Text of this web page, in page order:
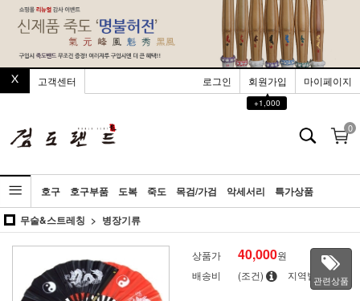
고객센터 로그인
회원가입
▲
+1,000
마이페이지
0
호구 호구부품 도복 죽도 목검/가검 악세서리
특가상품
무술&스트레칭
병장기류
상품가 40,000원
배송비
(조건) 지역별관련상품